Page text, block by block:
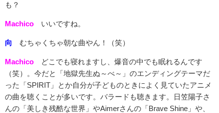
も？
Machico いいですね。
向 むちゃくちゃ朝な曲やん！（笑）
Machico どこでも寝れますし、爆音の中でも眠れるんです
（笑）。今だと「地獄先生ぬ～べ～」のエンディングテーマだ
った「SPIRIT」とか自分が子どものときによく見ていたアニメ
の曲を聴くことが多いです。バラードも聴きます。日笠陽子さ
んの「美しき残酷な世界」やAimerさんの「Brave Shine」や、